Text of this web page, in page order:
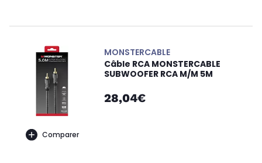
Comparer
MONSTERCABLE
Câble RCA MONSTERCABLE
SUBWOOFER RCA M/M 5M
28,04€